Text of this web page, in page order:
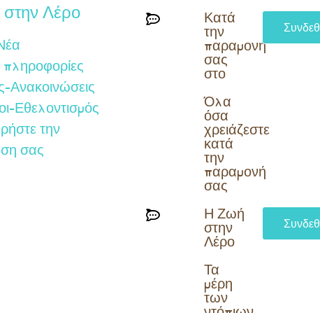
Λέρο
πληροφορίες
Ανακοινώσεις
Εθελοντισμός
την
σας
Κατά
την
παραμονή
σας
στο
Όλα
όσα
χρειάζεστε
κατά
την
παραμονή
σας​
Η Ζωή
στην
Λέρο
Τα
μέρη
των